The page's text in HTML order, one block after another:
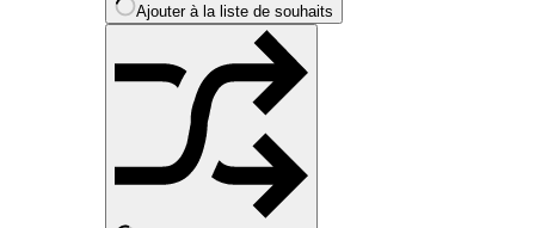
page
du
produit
Ajouter à la liste de souhaits